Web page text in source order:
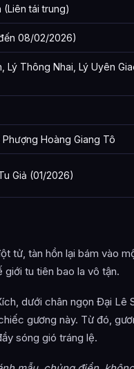
(Liên tái trung)
08/02/2026)
Lý Thông Nhai, Lý Uyên
Phượng Hoàng Giang Tô
Giả (01/2026)
tử, tàn hồn lại bám vào
tu tiên bao la vô tận.
dưới chân ngọn Đại Lê
gương này. Từ đó,
sóng gió tráng lệ.